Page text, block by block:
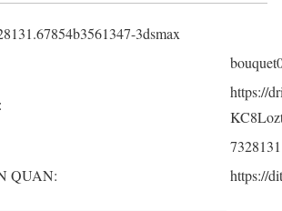
3dsmax
https://
QUAN:
https://